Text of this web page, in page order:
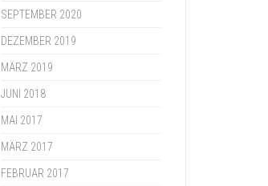
SEPTEMBER 2020
DEZEMBER 2019
MÄRZ 2019
JUNI 2018
MAI 2017
MÄRZ 2017
FEBRUAR 2017